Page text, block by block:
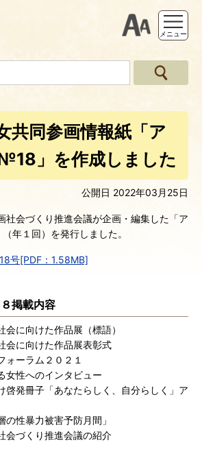
支援ツー
メニュー
共同参画情報紙「ア
」を作成しました
公開日 2022年03月25日
社会づくり推進会議が企画・編集した「ア
年１回）を発行しました。
号[PDF：1.58MB]
掲載内容
に向けた作品展（標語）
会に向けた作品展表彰式
ーラム２０２１
女性へのインタビュー
発冊子「あなたらしく、自分らしく」ア
性暴力被害予防月間」
会づくり推進会議の紹介